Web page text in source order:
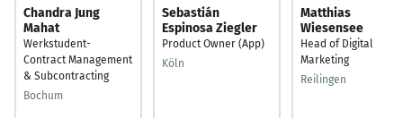
Chandra Jung
Mahat
Werkstudent-
Contract Management
& Subcontracting
Bochum
Sebastián
Espinosa Ziegler
Product Owner (App)
Köln
Matthias
Wiesensee
Head of Digital
Marketing
Reilingen